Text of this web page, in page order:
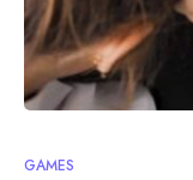
GAMES